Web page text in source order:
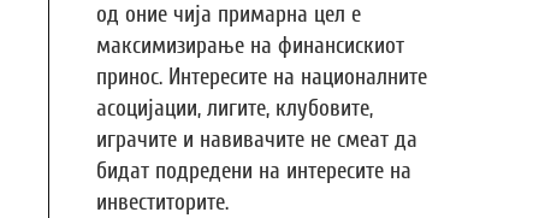
од оние чија примарна цел е
максимизирање на финансискиот
принос. Интересите на националните
асоцијации, лигите, клубовите,
играчите и навивачите не смеат да
бидат подредени на интересите на
инвеститорите.